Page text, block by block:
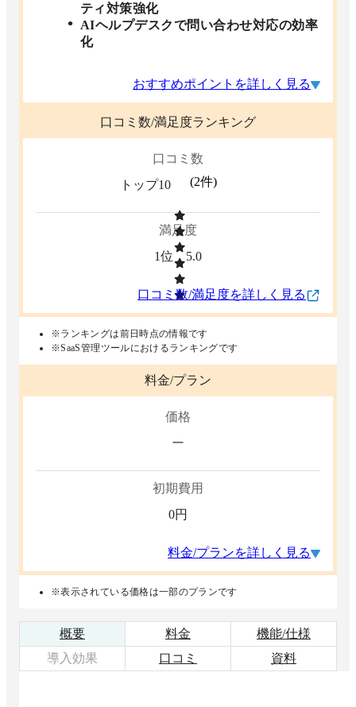
ティ対策強化
AIヘルプデスクで問い合わせ対応の効率
化
おすすめポイントを詳しく見る
口コミ数/満足度ランキング
口コミ数
トップ10
(2件)
満足度
1位
5.0
口コミ数/満足度を詳しく見る
※ランキングは前日時点の情報です
※SaaS管理ツールにおけるランキングです
料金/プラン
価格
ー
初期費用
0円
料金/プランを詳しく見る
※表示されている価格は一部のプランです
概要 料金
機能/仕様
導入効果
口コミ 資料